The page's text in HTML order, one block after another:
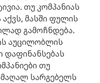
თუ კომპანიას
მასში ფულის
გამოჩნდება.
აუცილობლის
დაფინანსებას
თუ
სარგებელს